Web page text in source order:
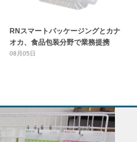
RNスマートパッケージングとカナ
オカ、食品包装分野で業務提携
08月05日